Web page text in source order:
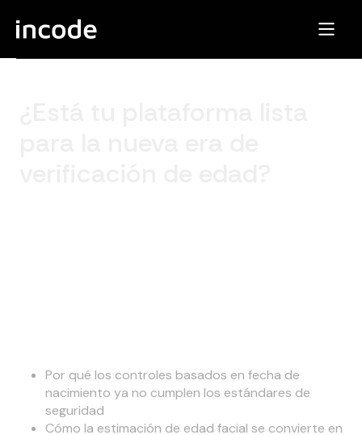
Por qué los controles basados en fecha de
nacimiento ya no cumplen los estándares de
seguridad
Cómo la estimación de edad facial se convierte en